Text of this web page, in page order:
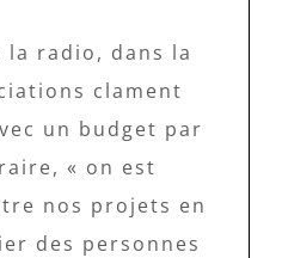
la radio, dans la
clament
un budget par
« on est
nos projets en
des personnes